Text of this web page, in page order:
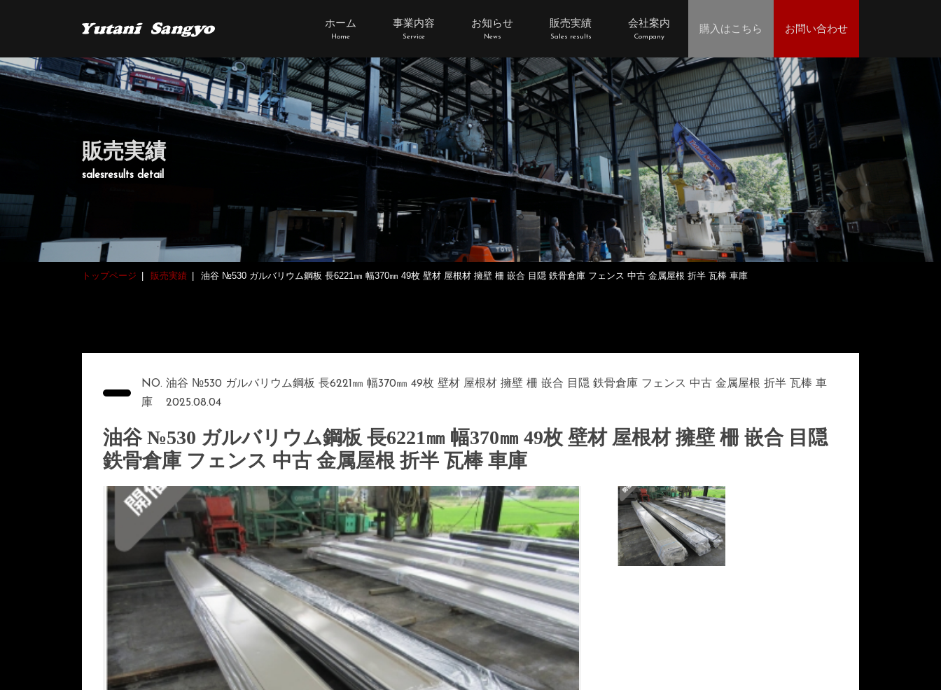
ホーム
Home
事業内容
Service
お知らせ
News
販売実績
Sales results
会社案内
Company
購入はこちら お問い合わせ
販売実績
salesresults detail
トップページ 販売実績 油谷 №530 ガルバリウム鋼板 長6221㎜ 幅370㎜ 49枚 壁材 屋根材 擁壁 柵 嵌合 目隠 鉄骨倉庫 フェンス 中古 金属屋根 折半 瓦棒 車庫
NO. 油谷 №530 ガルバリウム鋼板 長6221㎜ 幅370㎜ 49枚 壁材 屋根材 擁壁 柵 嵌合 目隠 鉄骨倉庫 フェンス 中古 金属屋根 折半 瓦棒 車
庫
2025.08.04
油谷 №530 ガルバリウム鋼板 長6221㎜ 幅370㎜ 49枚 壁材 屋根材 擁壁 柵 嵌合 目隠
鉄骨倉庫 フェンス 中古 金属屋根 折半 瓦棒 車庫